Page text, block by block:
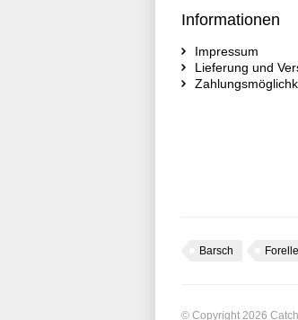
Informationen
Impressum
Lieferung und
Barsch Forelle
© Copyright 2026